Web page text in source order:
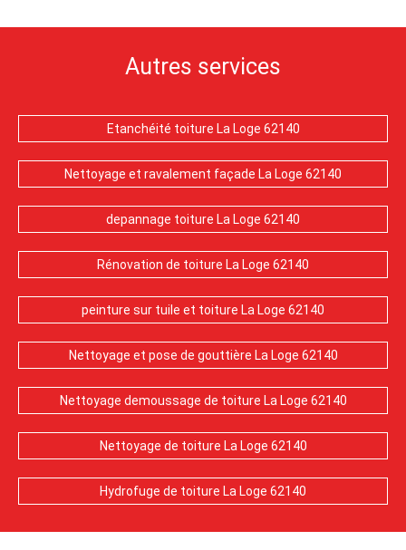
Autres services
Etanchéité toiture La Loge 62140
Nettoyage et ravalement façade La Loge 62140
depannage toiture La Loge 62140
Rénovation de toiture La Loge 62140
peinture sur tuile et toiture La Loge 62140
Nettoyage et pose de gouttière La Loge 62140
Nettoyage demoussage de toiture La Loge 62140
Nettoyage de toiture La Loge 62140
Hydrofuge de toiture La Loge 62140